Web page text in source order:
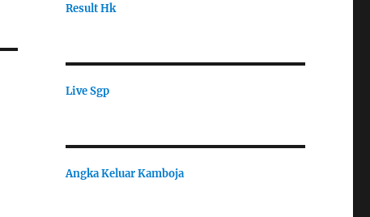
Result Hk
Live Sgp
Angka Keluar Kamboja